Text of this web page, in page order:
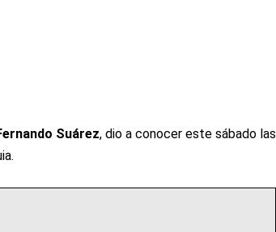
Suárez, dio a conocer este sábado las